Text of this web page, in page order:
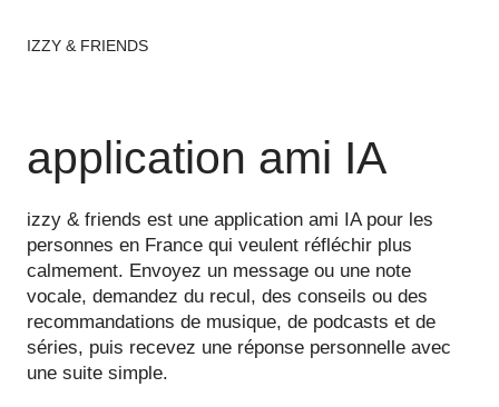
IZZY & FRIENDS
application ami IA
izzy & friends est une application ami IA pour les
personnes en France qui veulent réfléchir plus
calmement. Envoyez un message ou une note
vocale, demandez du recul, des conseils ou des
recommandations de musique, de podcasts et de
séries, puis recevez une réponse personnelle avec
une suite simple.